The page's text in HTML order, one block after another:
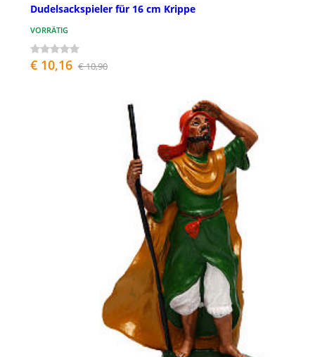
Dudelsackspieler für 16 cm Krippe
VORRÄTIG
€ 10,16 € 10,90